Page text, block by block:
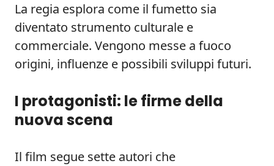
La regia esplora come il fumetto sia
diventato strumento culturale e
commerciale. Vengono messe a fuoco
origini, influenze e possibili sviluppi futuri.
I protagonisti: le firme della
nuova scena
Il film segue sette autori che